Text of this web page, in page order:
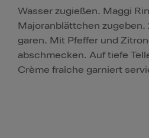
Wasser zugießen. Maggi
Majoranblättchen
garen. Mit Pfeffer und
abschmecken. Auf tiefe
Crème fraîche garniert